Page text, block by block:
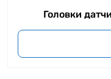
Головки